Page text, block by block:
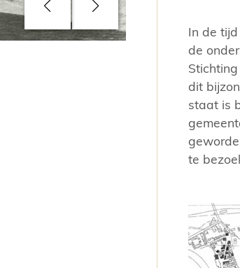
Links kaart van het
naast het huis van de
In de
de
dit
staat is
te